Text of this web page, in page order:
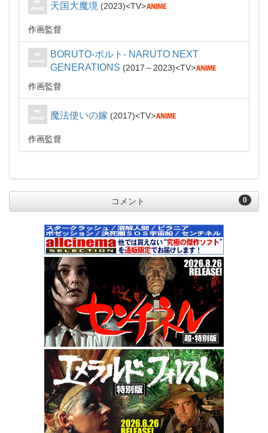
天国大魔境 2023 TV
作画監督
BORUTO-ボルト- NARUTO NEXT
GENERATIONS
2017～2023
TV
作画監督
魔法使いの嫁 2017 TV
作画監督
0
コメント